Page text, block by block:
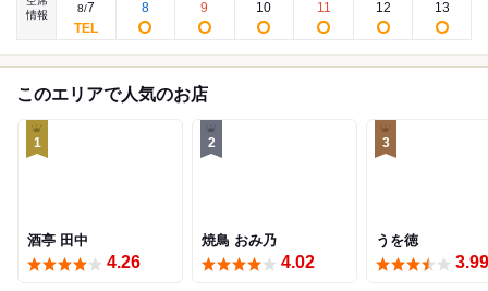
情報
8/7 8 9 10 11 12 13
このエリアで人気のお店
1
酒亭 田中
4.26
2
焼鳥 おみ乃
4.02
3
うを徳
3.99